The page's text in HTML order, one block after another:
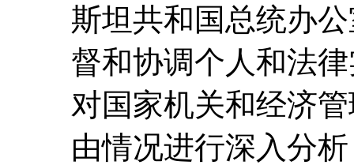
斯坦共和国总统办
督和协调个人和法
对国家机关和经济
由情况进行深入分